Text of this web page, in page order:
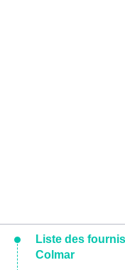
Liste des
Colmar